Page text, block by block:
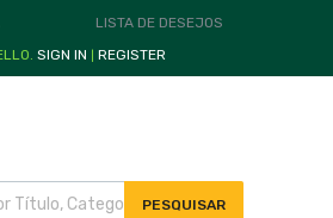
LISTA DE DESEJOS
SIGN IN REGISTER
PESQUISAR